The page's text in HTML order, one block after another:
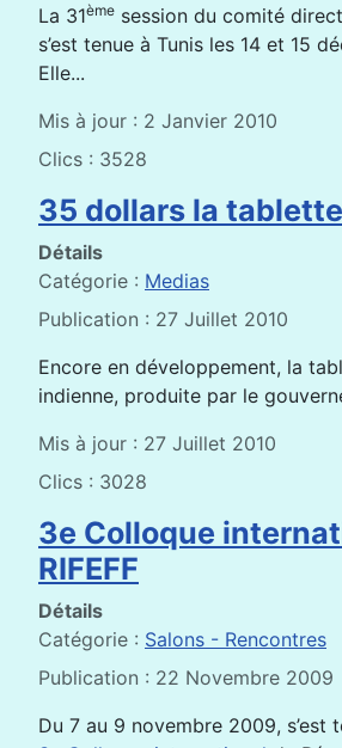
La 31ème session du comité
s’est tenue à Tunis les 14 et 15
Elle...
Mis à jour : 2 Janvier 2010
Clics : 3528
35 dollars la
Détails
Catégorie : Medias
Publication : 27 Juillet 2010
Encore en développement, la
indienne, produite par le
Mis à jour : 27 Juillet 2010
Clics : 3028
3e Colloque
RIFEFF
Détails
Catégorie : Salons - Rencontres
Publication : 22 Novembre 2009
Du 7 au 9 novembre 2009, s’est